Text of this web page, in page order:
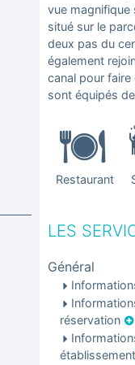
vue magnifique
situé sur le
deux pas du
également
canal pour
sont équipés
Restaurant
LES
Général
réservation
établissement